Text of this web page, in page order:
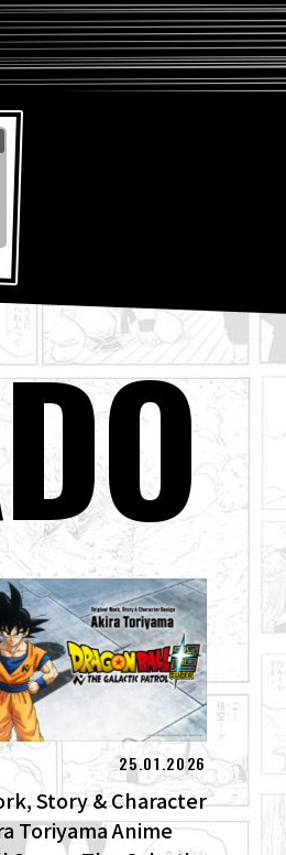
25.01.2026
Story & Character
Toriyama Anime